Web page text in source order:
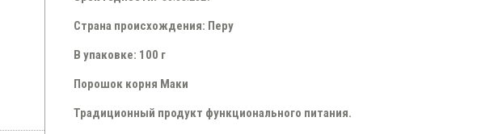
Страна происхождения: Перу
В упаковке: 100 г
Порошок корня Маки
Традиционный продукт функционального питания.